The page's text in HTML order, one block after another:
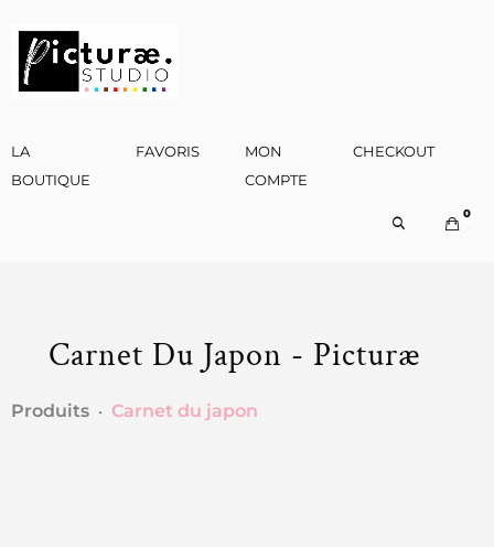
LA
BOUTIQUE
FAVORIS
MON
COMPTE
CHECKOUT
0
Carnet Du Japon - Picturæ
Produits • Carnet du japon